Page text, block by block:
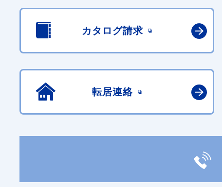
カタログ請求
転居連絡